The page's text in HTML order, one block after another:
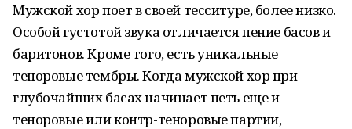
Мужской хор поет в своей тесситуре, более низко.
Особой густотой звука отличается пение басов и
баритонов. Кроме того, есть уникальные
теноровые тембры. Когда мужской хор при
глубочайших басах начинает петь еще и
теноровые или контр-теноровые партии,